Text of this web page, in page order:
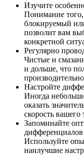
Изучите
Понимание того,
блокируемый
позволит вам
конкретной
Регулярно
Чистые и
и дольше, что
Настройте
Иногда
оказать
скорость вашего
Запоминайте
дифференциалов
Используйте
наилучшие